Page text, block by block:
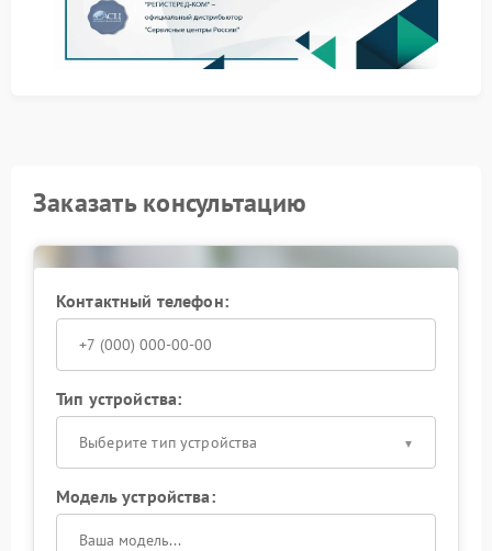
диагностика системы управления;
тестирование панели кнопок;
оценка состояния электронных компонентов;
ремонт или замена поврежденных элементов.
Заказать консультацию
Контактный телефон:
Тип устройства:
Выберите тип устройства
Модель устройства: